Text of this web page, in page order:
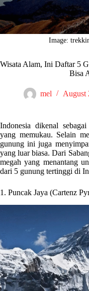
Image:
Wisata Alam, Ini Daftar 5
Bisa
mel August
Indonesia dikenal
yang memukau. Selain
gunung ini juga
yang luar biasa. Dari
megah yang menantang
dari 5 gunung tertinggi di
1. Puncak Jaya (Cartenz